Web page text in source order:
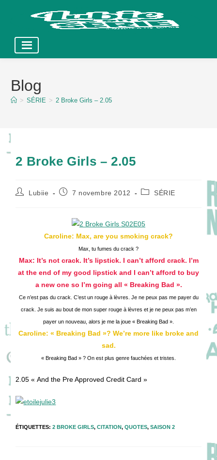
contentBlog
> SÉRIE > 2 Broke Girls – 2.05
2 Broke Girls – 2.05
Auteur/autrice
Lubiie
Publication
7 novembre 2012
PostSÉRIE
Caroline: Max, are you smoking crack?
Max, tu fumes du crack ?
Max: It’s not crack. It’s lipstick. I can’t afford crack. I’m
at the end of my good lipstick and I can’t afford to buy
a new one so I’m going all « Breaking Bad ».
Ce n’est pas du crack. C’est un rouge à lèvres. Je ne peux pas me payer du
crack. Je suis au bout de mon super rouge à lèvres et je ne peux pas m’en
payer un nouveau, alors je me la joue « Breaking Bad ».
Caroline: « Breaking Bad »? We’re more like broke and
sad.
« Breaking Bad » ? On est plus genre fauchées et tristes.
2.05 « And the Pre Approved Credit Card »
ÉTIQUETTES:2 BROKE GIRLS, CITATION, QUOTES, SAISON 2